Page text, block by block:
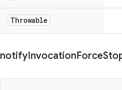
Throwable
notifyInvocationForce